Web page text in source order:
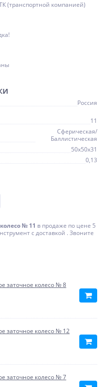
(транспортной компанией)
Россия
11
Сферическая/
Баллистическая
50х50х31
0,13
№ 11 в продаже по цене 5
с доставкой . Звоните
заточное колесо № 8
заточное колесо № 12
заточное колесо № 7